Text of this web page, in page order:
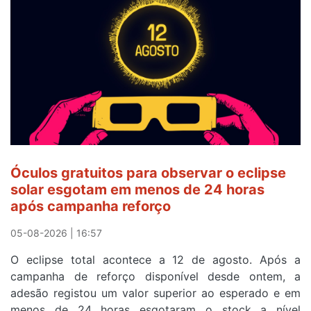
ser
o
quarto
a
a
meta
em
Sintra
primeira
etapa
da
Óculos gratuitos para observar o eclipse
solar esgotam em menos de 24 horas
após campanha reforço
05-08-2026 | 16:57
O eclipse total acontece a 12 de agosto. Após a
campanha de reforço disponível desde ontem, a
adesão registou um valor superior ao esperado e em